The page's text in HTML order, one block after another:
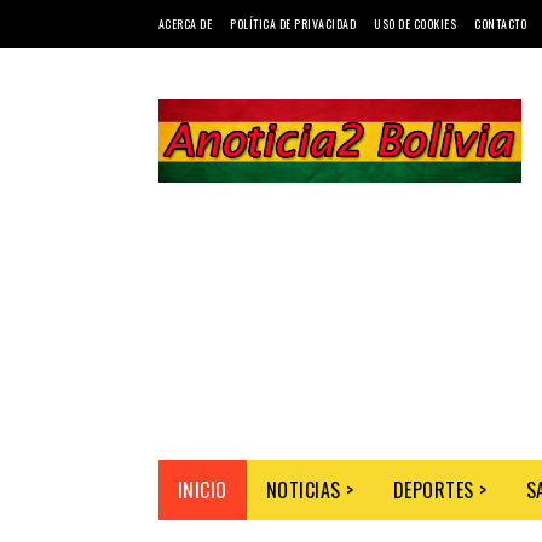
ACERCA DE POLÍTICA DE PRIVACIDAD USO DE COOKIES CONTACTO
INICIO NOTICIAS > DEPORTES >